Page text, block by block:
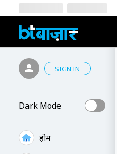
SIGN IN
Dark Mode
होम